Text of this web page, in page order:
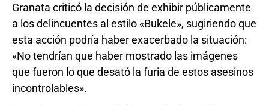
Granata criticó la decisión de exhibir públicamente
a los delincuentes al estilo «Bukele», sugiriendo que
esta acción podría haber exacerbado la situación:
«No tendrían que haber mostrado las imágenes
que fueron lo que desató la furia de estos asesinos
incontrolables».